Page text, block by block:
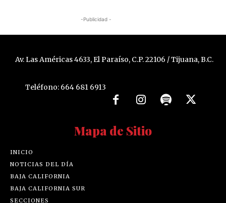
-Publicidad -
Av. Las Américas 4633, El Paraíso, C.P. 22106 / Tijuana, B.C.
Teléfono: 664 681 6913
Mapa de Sitio
INICIO
NOTICIAS DEL DÍA
BAJA CALIFORNIA
BAJA CALIFORNIA SUR
SECCIONES